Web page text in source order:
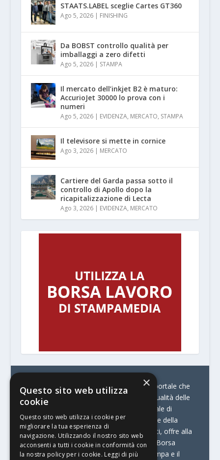
STAATS.LABEL sceglie Cartes GT360
Ago 5, 2026| FINISHING
Da BOBST controllo qualità per
imballaggi a zero difetti
Ago 5, 2026| STAMPA
Il mercato dell’inkjet B2 è maturo:
AccurioJet 30000 lo prova con i
numeri
Ago 5, 2026| EVIDENZA, MERCATO, STAMPA
Il televisore si mette in cornice
Ago 3, 2026| MERCATO
Cartiere del Garda passa sotto il
controllo di Apollo dopo la
ricapitalizzazione di Lecta
Ago 3, 2026| EVIDENZA, MERCATO
© Stratego Group –
stampamedia.net è il portale che
racconta le innovazioni tecnologiche e l’attualità delle
aziende di stampa e di converting. È il portale di
riferimento per chi opera in Italia nel settore della
comunicazione stampata. Oltre ai contenuti, offre alla
propria community diversi servizi come:
la Borsa
Lavoro, la Print Connection, i Big della Stampa e il
×
Questo sito web utilizza
cookie
Questo sito web utilizza i cookie per
migliorare la tua esperienza di
navigazione. Utilizzando il nostro sito web
acconsenti a tutti i cookie in conformità con
la nostra policy per i cookie. Leggi di più